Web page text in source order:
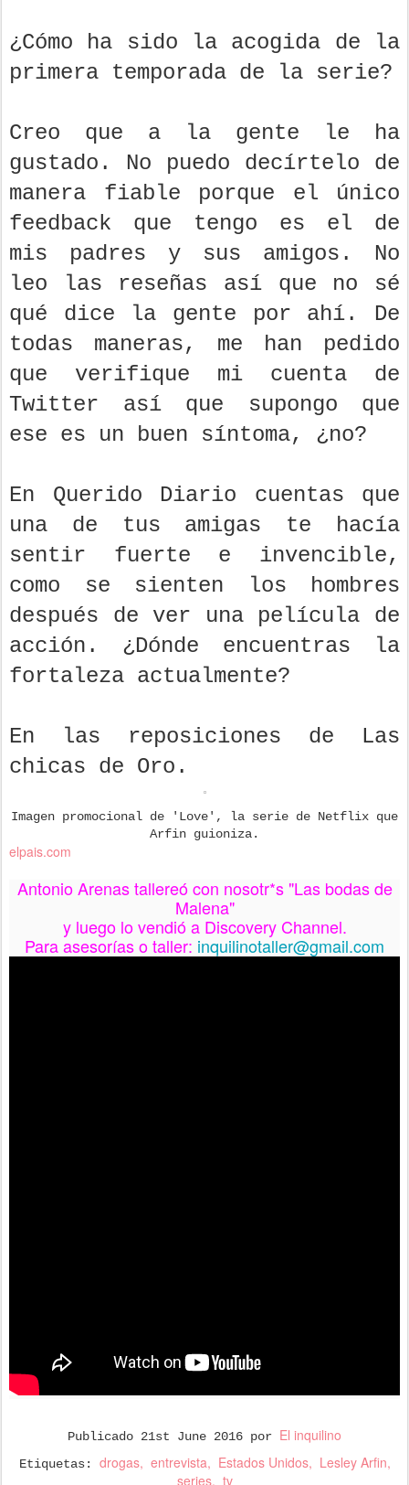
¿Cómo ha sido la acogida de la
primera temporada de la serie?
Creo que a la gente le ha
gustado. No puedo decírtelo de
manera fiable porque el único
feedback que tengo es el de
mis padres y sus amigos. No
leo las reseñas así que no sé
qué dice la gente por ahí. De
todas maneras, me han pedido
que verifique mi cuenta de
Twitter así que supongo que
ese es un buen síntoma, ¿no?
En Querido Diario cuentas que
una de tus amigas te hacía
sentir fuerte e invencible,
como se sienten los hombres
después de ver una película de
acción. ¿Dónde encuentras la
fortaleza actualmente?
En las reposiciones de Las
chicas de Oro.
Imagen promocional de 'Love', la serie de Netflix que
Arfin guioniza.
elpais.com
Antonio Arenas tallereó con nosotr*s "Las bodas de
Malena"
y luego lo vendió a Discovery Channel.
Para asesorías o taller: inquilinotaller@gmail.com
Publicado 21st June 2016 por El inquilino
Etiquetas: drogas entrevista Estados Unidos
Lesley Arfin
series
tv